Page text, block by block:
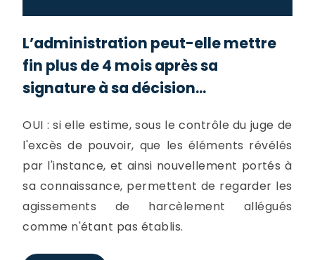
L’administration peut-elle mettre
fin plus de 4 mois après sa
signature à sa décision...
OUI : si elle estime, sous le contrôle du juge de
l'excès de pouvoir, que les éléments révélés
par l'instance, et ainsi nouvellement portés à
sa connaissance, permettent de regarder les
agissements de harcèlement allégués
comme n'étant pas établis.